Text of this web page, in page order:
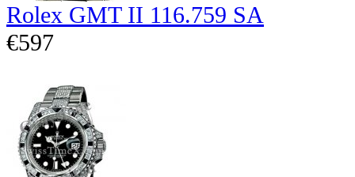
Rolex GMT II 116.759 SA
€597